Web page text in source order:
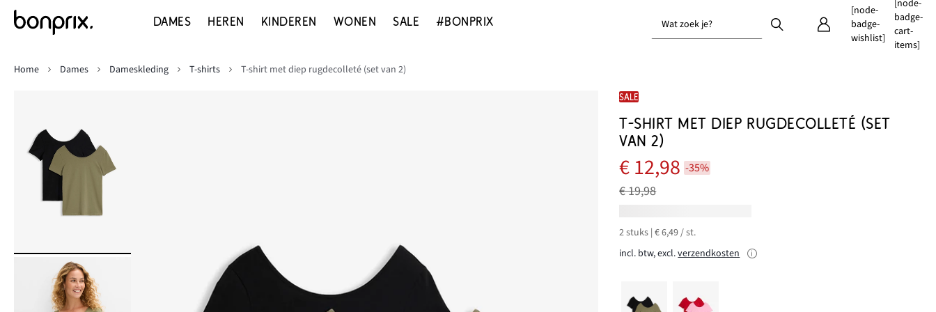
DAMES HEREN KINDEREN WONEN SALE #BONPRIX Wat zoek je?
[node-
badge-
wishlist]
[node-
badge-
cart-
items]
Home
Dames Dameskleding T-shirts T-shirt met diep rugdecolleté (set van 2)
SALE
T-SHIRT MET DIEP RUGDECOLLETÉ (SET
VAN 2)
€ 12,98 -35%
€ 19,98
2 stuks | € 6,49 / st.
incl. btw, excl.verzendkosten